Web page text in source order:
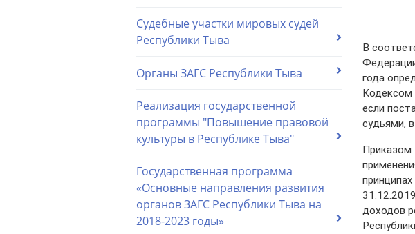
Судебные участки мировых судей
Республики Тыва
Органы ЗАГС Республики Тыва
Реализация государственной
программы "Повышение правовой
культуры в Республике Тыва"
Государственная программа
«Основные направления развития
органов ЗАГС Республики Тыва на
2018-2023 годы»
В
года
Кодексом
если
судьями,
Приказом
доходов